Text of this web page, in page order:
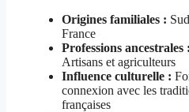
Origines familiales :
France
Professions ancestrales :
Artisans et agriculteurs
Influence culturelle :
connexion avec les
françaises